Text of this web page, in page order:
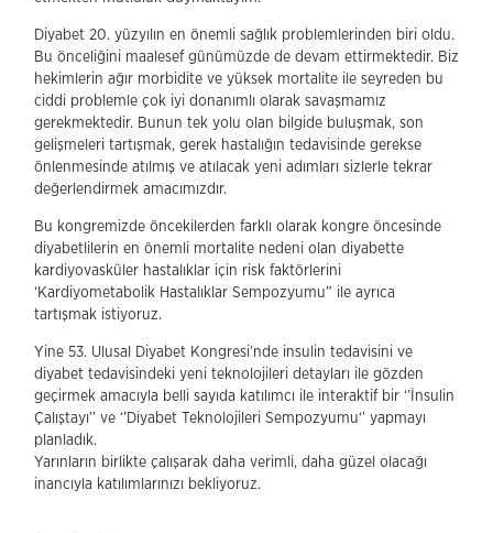
Diyabet 20. yüzyılın en önemli sağlık problemlerinden biri oldu.
Bu önceliğini maalesef günümüzde de devam ettirmektedir. Biz
hekimlerin ağır morbidite ve yüksek mortalite ile seyreden bu
ciddi problemle çok iyi donanımlı olarak savaşmamız
gerekmektedir. Bunun tek yolu olan bilgide buluşmak, son
gelişmeleri tartışmak, gerek hastalığın tedavisinde gerekse
önlenmesinde atılmış ve atılacak yeni adımları sizlerle tekrar
değerlendirmek amacımızdır.
Bu kongremizde öncekilerden farklı olarak kongre öncesinde
diyabetlilerin en önemli mortalite nedeni olan diyabette
kardiyovasküler hastalıklar için risk faktörlerini
‘Kardiyometabolik Hastalıklar Sempozyumu” ile ayrıca
tartışmak istiyoruz.
Yine 53. Ulusal Diyabet Kongresi’nde insulin tedavisini ve
diyabet tedavisindeki yeni teknolojileri detayları ile gözden
geçirmek amacıyla belli sayıda katılımcı ile interaktif bir ‘’İnsulin
Çalıştayı’’ ve ‘’Diyabet Teknolojileri Sempozyumu‘’ yapmayı
planladık.
Yarınların birlikte çalışarak daha verimli, daha güzel olacağı
inancıyla katılımlarınızı bekliyoruz.